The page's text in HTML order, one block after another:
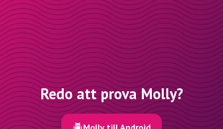
Redo att prova Molly?